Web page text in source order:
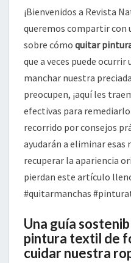
¡Bienvenidos a Revista
queremos compartir con
sobre cómo quitar
que a veces puede
manchar nuestra
preocupen, ¡aquí les
efectivas para
recorrido por consejos
ayudarán a eliminar esas
recuperar la apariencia
pierdan este artículo
#quitarmanchas
Una guía
pintura textil de
cuidar nuestra